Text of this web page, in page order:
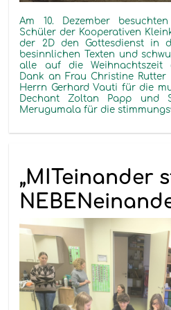
Am 10. Dezember
Schüler der Kooperativen
der 2D den Gottesdienst in
besinnlichen Texten und
alle auf die Weihnachtszeit
Dank an Frau Christine Rutter
Herrn Gerhard Vauti für die
Dechant Zoltan Papp und
Merugumala für die
„MITeinander